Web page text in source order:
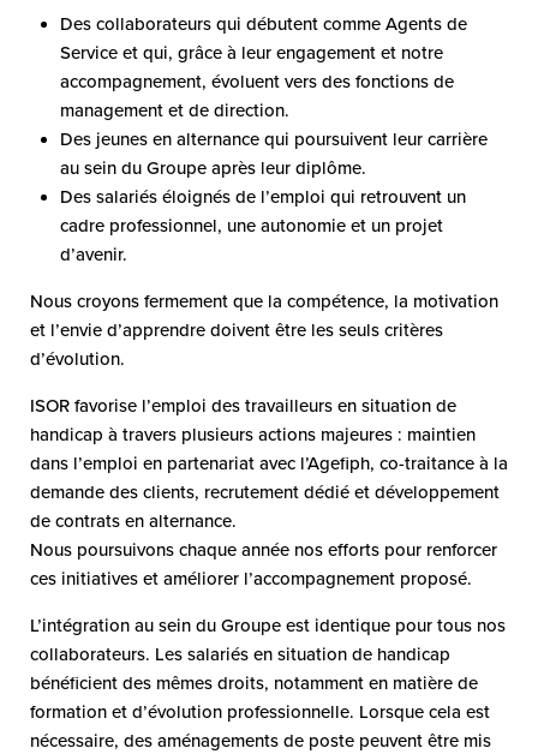
Des collaborateurs qui débutent comme Agents de
Service et qui, grâce à leur engagement et notre
accompagnement, évoluent vers des fonctions de
management et de direction.
Des jeunes en alternance qui poursuivent leur carrière
au sein du Groupe après leur diplôme.
Des salariés éloignés de l’emploi qui retrouvent un
cadre professionnel, une autonomie et un projet
d’avenir.
Nous croyons fermement que la compétence, la motivation
et l’envie d’apprendre doivent être les seuls critères
d’évolution.
ISOR favorise l’emploi des travailleurs en situation de
handicap à travers plusieurs actions majeures : maintien
dans l’emploi en partenariat avec l’Agefiph, co-traitance à la
demande des clients, recrutement dédié et développement
de contrats en alternance.
Nous poursuivons chaque année nos efforts pour renforcer
ces initiatives et améliorer l’accompagnement proposé.
L’intégration au sein du Groupe est identique pour tous nos
collaborateurs. Les salariés en situation de handicap
bénéficient des mêmes droits, notamment en matière de
formation et d’évolution professionnelle. Lorsque cela est
nécessaire, des aménagements de poste peuvent être mis